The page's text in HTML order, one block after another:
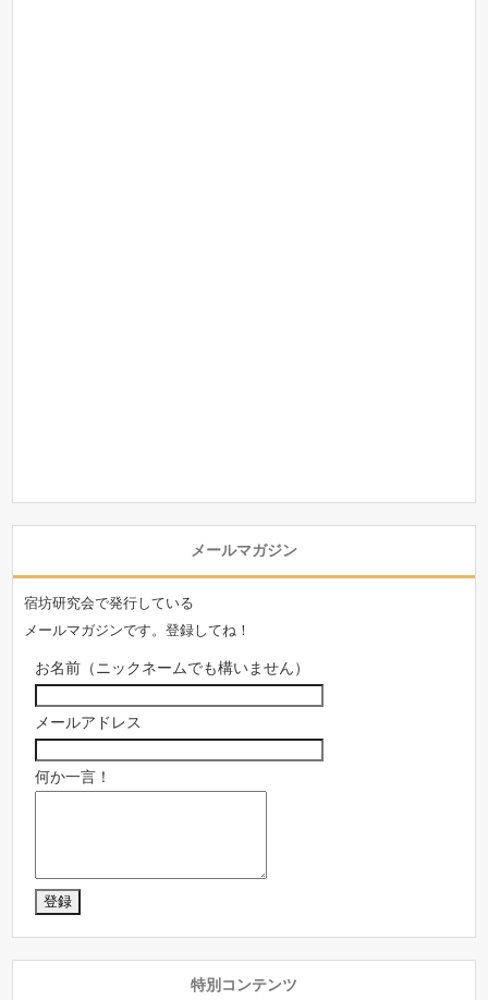
メールマガジン
宿坊研究会で発行している
メールマガジンです。登録してね！
お名前（ニックネームでも構いません）
メールアドレス
何か一言！
特別コンテンツ